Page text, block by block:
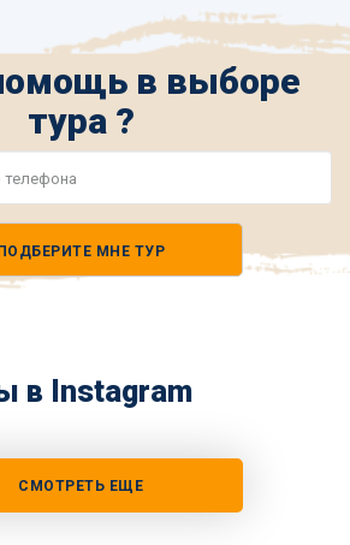
в выборе
тура ?
ПОДБЕРИТЕ МНЕ ТУР
в Instagram
СМОТРЕТЬ ЕЩЕ